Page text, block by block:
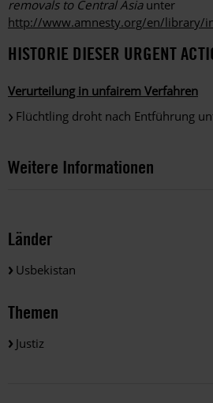
removals to Central Asiaunter
http://www.amnesty.org/en/library/
HISTORIE DIESER URGENT
Verurteilung in unfairem Verfahren
Flüchtling droht nach Entführung
Weitere Informationen
Länder
Usbekistan
Themen
Justiz